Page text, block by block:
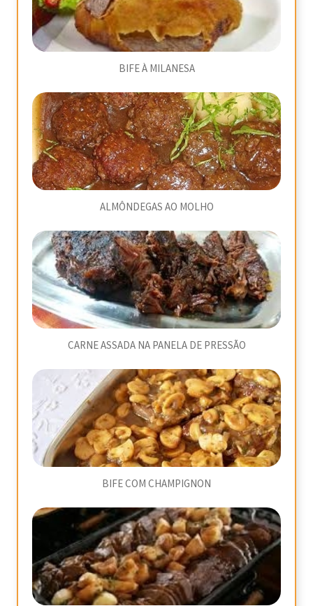
BIFE À MILANESA
ALMÔNDEGAS AO MOLHO
CARNE ASSADA NA PANELA DE PRESSÃO
BIFE COM CHAMPIGNON